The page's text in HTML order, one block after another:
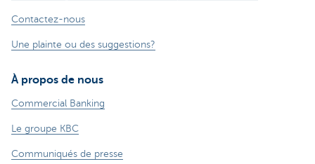
Contactez-nous
Une plainte ou des suggestions?
À propos de nous
Commercial Banking
Le groupe KBC
Communiqués de presse